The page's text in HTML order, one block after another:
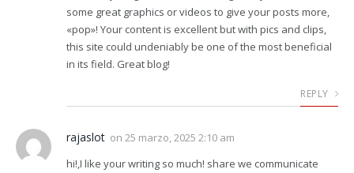
some great graphics or videos to give your posts more,
«pop»! Your content is excellent but with pics and clips,
this site could undeniably be one of the most beneficial
in its field. Great blog!
REPLY
rajaslot on 25 marzo, 2025 2:10 am
hi!,I like your writing so much! share we communicate